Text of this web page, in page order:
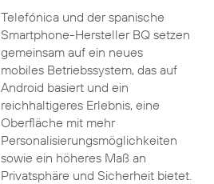
Telefónica und der spanische
Smartphone-Hersteller BQ setzen
gemeinsam auf ein neues
mobiles Betriebssystem, das auf
Android basiert und ein
reichhaltigeres Erlebnis, eine
Oberfläche mit mehr
Personalisierungsmöglichkeiten
sowie ein höheres Maß an
Privatsphäre und Sicherheit bietet.